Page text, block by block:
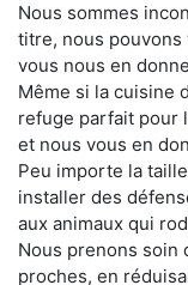
Nous sommes
titre, nous pouvons
vous nous en
Même si la cuisine
refuge parfait pour
et nous vous en
Peu importe la
installer des
aux animaux qui
Nous prenons soin
proches, en